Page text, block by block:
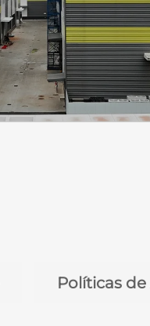
Políticas